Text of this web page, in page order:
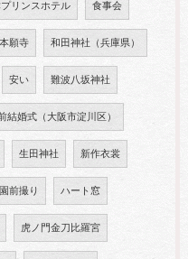
リンスホテル 食事会
願寺 和田神社（兵庫県）
安い 難波八坂神社
結婚式（大阪市淀川区）
生田神社 新作衣裳
前撮り ハート窓
虎ノ門金刀比羅宮